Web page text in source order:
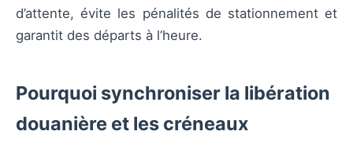
d’attente, évite les pénalités de stationnement et
garantit des départs à l’heure.
Pourquoi synchroniser la libération
douanière et les créneaux